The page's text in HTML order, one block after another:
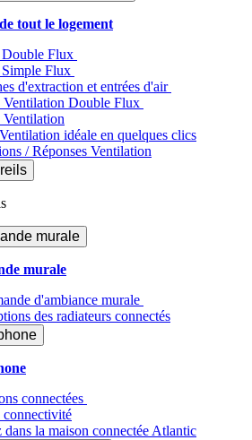
tout le logement
Flux
Flux
d'extraction et entrées d'air
Ventilation Double Flux
Ventilation
idéale en quelques clics
/ Réponses Ventilation
murale
murale
d'ambiance murale
des radiateurs connectés
connectées
connectivité
dans la maison connectée Atlantic